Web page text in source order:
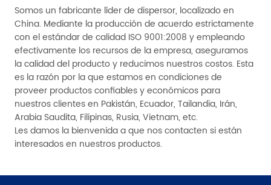
Somos un fabricante líder de dispersor, localizado en
China. Mediante la producción de acuerdo estrictamente
con el estándar de calidad ISO 9001:2008 y empleando
efectivamente los recursos de la empresa, aseguramos
la calidad del producto y reducimos nuestros costos. Esta
es la razón por la que estamos en condiciones de
proveer productos confiables y económicos para
nuestros clientes en Pakistán, Ecuador, Tailandia, Irán,
Arabia Saudita, Filipinas, Rusia, Vietnam, etc.
Les damos la bienvenida a que nos contacten si están
interesados en nuestros productos.